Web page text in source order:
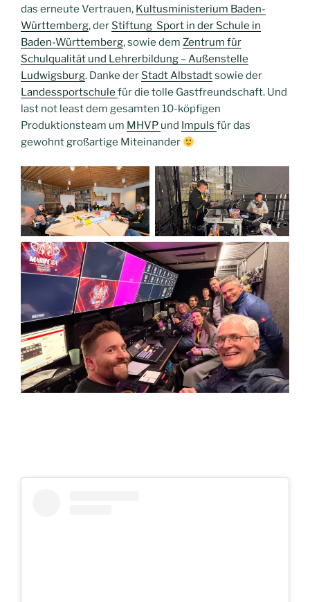
das erneute Vertrauen, Kultusministerium Baden-
Württemberg, der Stiftung Sport in der Schule in
Baden-Württemberg, sowie dem Zentrum für
Schulqualität und Lehrerbildung – Außenstelle
Ludwigsburg. Danke der Stadt Albstadtsowie der
Landessportschule für die tolle Gastfreundschaft. Und
last not least dem gesamten 10-köpfigen
Produktionsteam um MHVP und Impuls für das
gewohnt großartige Miteinander